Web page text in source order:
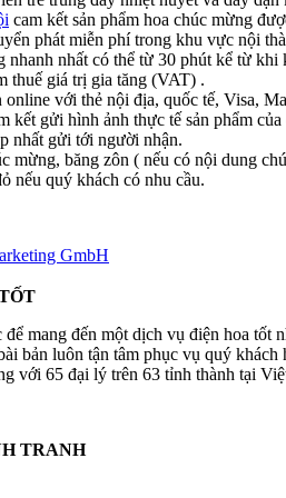
cam kết sản phẩm hoa chúc mừng
phát miễn phí trong khu vực nội
nhanh nhất có thể từ 30 phút kể từ
thuế giá trị gia tăng (VAT) .
online với thẻ nội địa, quốc tế, Visa,
kết gửi hình ảnh thực tế sản phẩm
nhất gửi tới người nhận.
mừng, băng zôn ( nếu có nội dung
nếu quý khách có nhu cầu.
GmbH
mang đến một dịch vụ điện hoa tốt
bản luôn tận tâm phục vụ quý
với 65 đại lý trên 63 tỉnh thành tại
TRANH